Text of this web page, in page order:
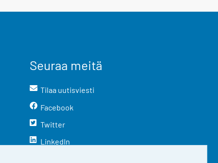
Seuraa meitä
Tilaa uutisviesti
Facebook
Twitter
LinkedIn